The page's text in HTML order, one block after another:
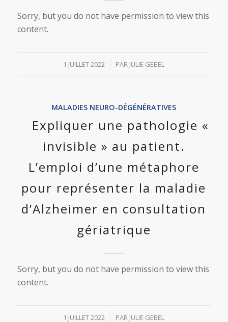
Sorry, but you do not have permission to view this
content.
1 JUILLET 2022
/ PAR JULIE GEBEL
MALADIES NEURO-DÉGÉNÉRATIVES
Expliquer une pathologie «
invisible » au patient.
L’emploi d’une métaphore
pour représenter la maladie
d’Alzheimer en consultation
gériatrique
Sorry, but you do not have permission to view this
content.
1 JUILLET 2022
/ PAR JULIE GEBEL